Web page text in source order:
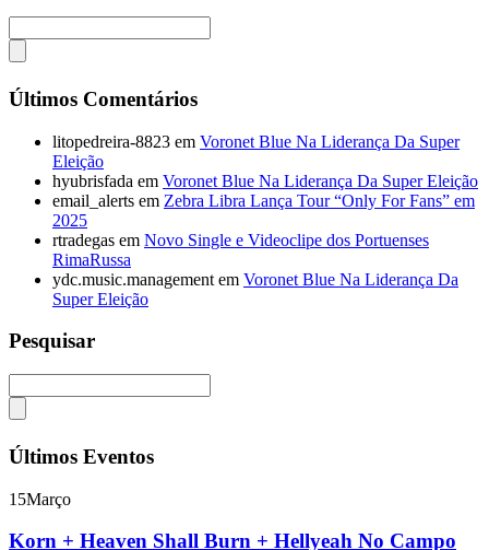
Últimos Comentários
litopedreira-8823 em Voronet Blue Na Liderança Da Super
Eleição
hyubrisfada em Voronet Blue Na Liderança Da Super Eleição
email_alerts em Zebra Libra Lança Tour “Only For Fans” em
2025
rtradegas em Novo Single e Videoclipe dos Portuenses
RimaRussa
ydc.music.management em Voronet Blue Na Liderança Da
Super Eleição
Pesquisar
Últimos Eventos
15Março
Korn + Heaven Shall Burn + Hellyeah No Campo